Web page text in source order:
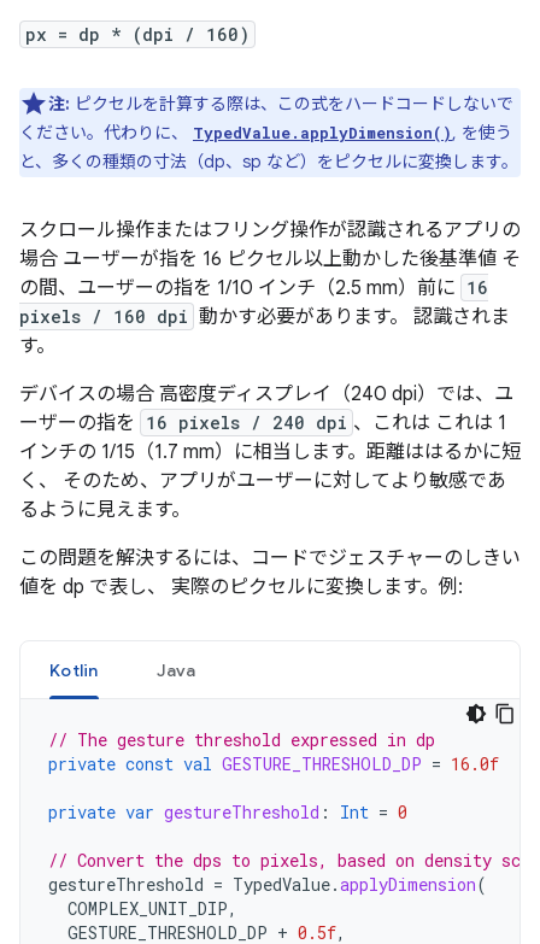
px = dp * (dpi / 160)
注: ピクセルを計算する際は、この式をハードコードしないで
ください。代わりに、
TypedValue.applyDimension(), を使う
と、多くの種類の寸法（dp、sp など）をピクセルに変換します。
スクロール操作またはフリング操作が認識されるアプリの
場合 ユーザーが指を 16 ピクセル以上動かした後基準値 そ
の間、ユーザーの指を 1/10 インチ（2.5 mm）前に 16
pixels / 160 dpi 動かす必要があります。 認識されま
す。
デバイスの場合 高密度ディスプレイ（240 dpi）では、ユ
ーザーの指を
16 pixels / 240 dpi 、これは これは 1
インチの 1/15（1.7 mm）に相当します。距離ははるかに短
く、 そのため、アプリがユーザーに対してより敏感であ
るように見えます。
この問題を解決するには、コードでジェスチャーのしきい
値を dp で表し、 実際のピクセルに変換します。例:
Kotlin Java
// The gesture threshold expressed in dp
private const val GESTURE_THRESHOLD_DP = 16.0f
private var gestureThreshold : Int = 0
// Convert the dps to pixels, based on density
gestureThreshold = TypedValue.applyDimension(
COMPLEX_UNIT_DIP,
GESTURE_THRESHOLD_DP + 0.5f,